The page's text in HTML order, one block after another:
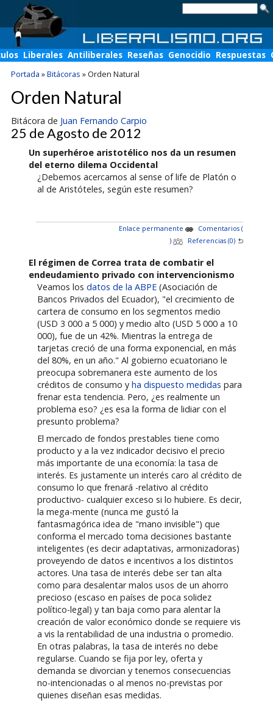
Liberales Antiliberales Reseñas Genocidio Respuestas
Portada »Bitácoras »Orden Natural
Orden Natural
Bitácora de Juan Fernando Carpio
25 de Agosto de 2012
Un superhéroe aristotélico nos da un resumen
del eterno dilema Occidental
¿Debemos acercarnos al sense of life de Platón o
al de Aristóteles, según este resumen?
Enlace permanente
Comentarios (
)
Referencias (0)
El régimen de Correa trata de combatir el
endeudamiento privado con intervencionismo
Veamos losdatos de la ABPE (Asociación de
Bancos Privados del Ecuador), "el crecimiento de
cartera de consumo en los segmentos medio
(USD 3 000 a 5 000) y medio alto (USD 5 000 a 10
000), fue de un 42%. Mientras la entrega de
tarjetas creció de una forma exponencial, en más
del 80%, en un año." Al gobierno ecuatoriano le
preocupa sobremanera este aumento de los
créditos de consumo yha dispuesto medidas para
frenar esta tendencia. Pero, ¿es realmente un
problema eso? ¿es esa la forma de lidiar con el
presunto problema?
El mercado de fondos prestables tiene como
producto y a la vez indicador decisivo el precio
más importante de una economía: la tasa de
interés. Es justamente un interés caro al crédito de
consumo lo que frenará -relativo al crédito
productivo- cualquier exceso si lo hubiere. Es decir,
la mega-mente (nunca me gustó la
fantasmagórica idea de "mano invisible") que
conforma el mercado toma decisiones bastante
inteligentes (es decir adaptativas, armonizadoras)
proveyendo de datos e incentivos a los distintos
actores. Una tasa de interés debe ser tan alta
como para desalentar malos usos de un ahorro
precioso (escaso en países de poca solidez
político-legal) y tan baja como para alentar la
creación de valor económico donde se requiere vis
a vis la rentabilidad de una industria o promedio.
En otras palabras, la tasa de interés no debe
regularse. Cuando se fija por ley, oferta y
demanda se divorcian y tenemos consecuencias
no-intencionadas o al menos no-previstas por
quienes diseñan esas medidas.